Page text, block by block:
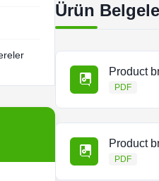
Ürün
Product
PDF
Product
PDF